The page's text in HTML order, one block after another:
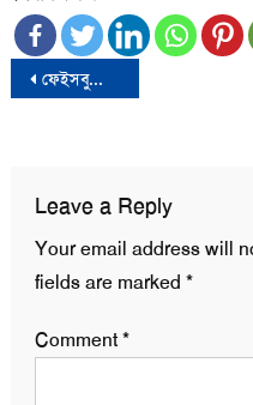
Post
ফেইসবুকে ‘এটা সুইসাইড না এটা মার্ডার‘ লিখে জবি শিক্ষার্থীর আত্মহত্যা
Leave a Reply
Your email address will
fields are marked *
Comment*